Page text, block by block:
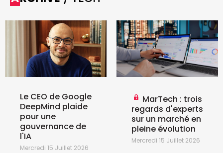
Le CEO de Google
DeepMind plaide
pour une
gouvernance de
l'IA
Mercredi 15 Juillet 2026
MarTech : trois
regards d'experts
sur un marché en
pleine évolution
Mercredi 15 Juillet 2026